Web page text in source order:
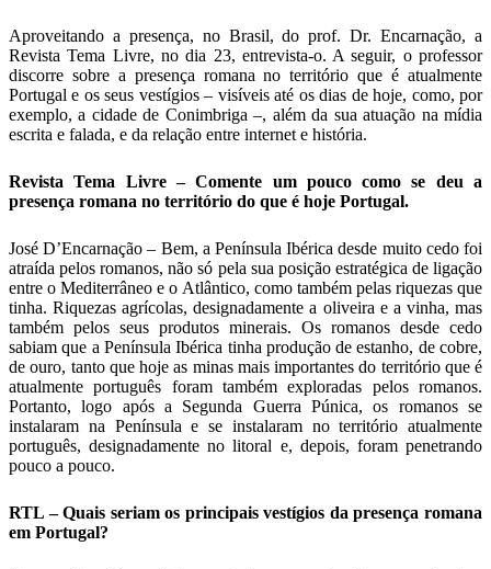
Aproveitando a presença, no Brasil, do prof. Dr. Encarnação, a
Revista Tema Livre, no dia 23, entrevista-o. A seguir, o professor
discorre sobre a presença romana no território que é atualmente
Portugal e os seus vestígios – visíveis até os dias de hoje, como, por
exemplo, a cidade de Conimbriga –, além da sua atuação na mídia
escrita e falada, e da relação entre internet e história.
Revista Tema Livre – Comente um pouco como se deu a
presença romana no território do que é hoje Portugal.
José D’Encarnação – Bem, a Península Ibérica desde muito cedo foi
atraída pelos romanos, não só pela sua posição estratégica de ligação
entre o Mediterrâneo e o Atlântico, como também pelas riquezas que
tinha. Riquezas agrícolas, designadamente a oliveira e a vinha, mas
também pelos seus produtos minerais. Os romanos desde cedo
sabiam que a Península Ibérica tinha produção de estanho, de cobre,
de ouro, tanto que hoje as minas mais importantes do território que é
atualmente português foram também exploradas pelos romanos.
Portanto, logo após a Segunda Guerra Púnica, os romanos se
instalaram na Península e se instalaram no território atualmente
português, designadamente no litoral e, depois, foram penetrando
pouco a pouco.
RTL – Quais seriam os principais vestígios da presença romana
em Portugal?